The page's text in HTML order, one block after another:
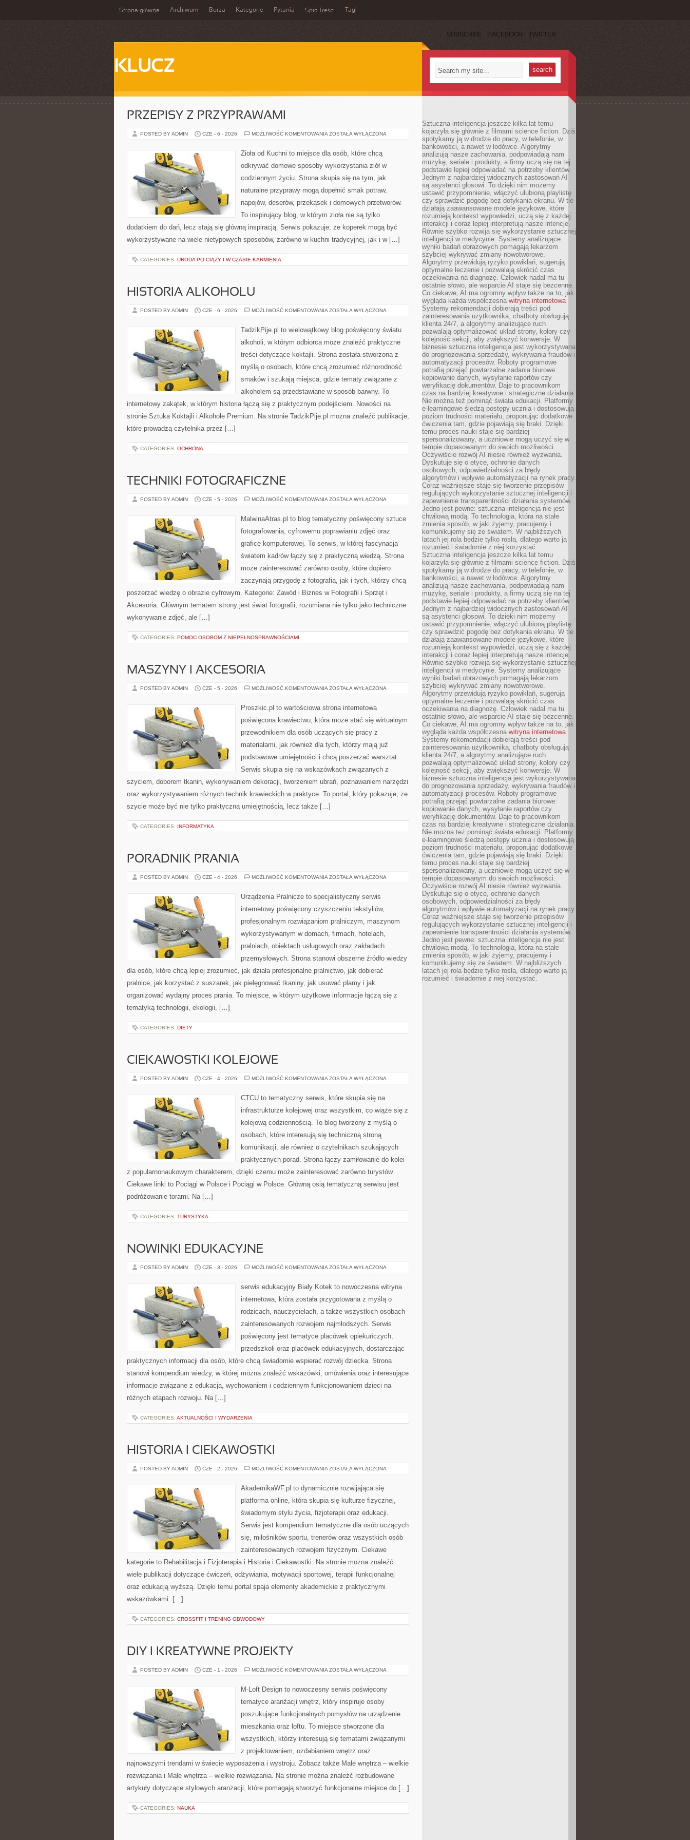
Strona główna Archiwum Burza Kategorie Pytania Spis Treści Tagi
SUBSCRIBE FACEBOOK TWITTER
KLUCZ
PRZEPISY Z PRZYPRAWAMI
POSTED BY ADMIN CZE - 6 - 2026 MOŻLIWOŚĆ KOMENTOWANIA PRZEPISY
ZOSTAŁA WYŁĄCZONA
Zioła od Kuchni to miejsce dla osób, które chcą
odkrywać domowe sposoby wykorzystania ziół w
codziennym życiu. Strona skupia się na tym, jak
naturalne przyprawy mogą dopełnić smak potraw,
napojów, deserów, przekąsek i domowych przetworów.
To inspirujący blog, w którym zioła nie są tylko
dodatkiem do dań, lecz stają się główną inspiracją. Serwis pokazuje, że koperek mogą być
wykorzystywane na wiele nietypowych sposobów, zarówno w kuchni tradycyjnej, jak i w […]
CATEGORIES: URODA PO CIĄŻY I W CZASIE KARMIENIA
HISTORIA ALKOHOLU
POSTED BY ADMIN CZE - 6 - 2026 MOŻLIWOŚĆ KOMENTOWANIA HISTORIA
ZOSTAŁA WYŁĄCZONA
TadzikPije.pl to wielowątkowy blog poświęcony światu
alkoholi, w którym odbiorca może znaleźć praktyczne
treści dotyczące koktajli. Strona została stworzona z
myślą o osobach, które chcą zrozumieć różnorodność
smaków i szukają miejsca, gdzie tematy związane z
alkoholem są przedstawiane w sposób barwny. To
internetowy zakątek, w którym historia łączą się z praktycznym podejściem. Nowości na
stronie Sztuka Koktajli i Alkohole Premium. Na stronie TadzikPije.pl można znaleźć publikacje,
które prowadzą czytelnika przez […]
CATEGORIES: OCHRONA
TECHNIKI FOTOGRAFICZNE
POSTED BY ADMIN CZE - 5 - 2026 MOŻLIWOŚĆ KOMENTOWANIA TECHNIKI
ZOSTAŁA WYŁĄCZONA
MalwinaAtras.pl to blog tematyczny poświęcony sztuce
fotografowania, cyfrowemu poprawianiu zdjęć oraz
grafice komputerowej. To serwis, w której fascynacja
światem kadrów łączy się z praktyczną wiedzą. Strona
może zainteresować zarówno osoby, które dopiero
zaczynają przygodę z fotografią, jak i tych, którzy chcą
poszerzać wiedzę o obrazie cyfrowym. Kategorie: Zawód i Biznes w Fotografii i Sprzęt i
Akcesoria. Głównym tematem strony jest świat fotografii, rozumiana nie tylko jako techniczne
wykonywanie zdjęć, ale […]
CATEGORIES: POMOC OSOBOM Z NIEPEŁNOSPRAWNOŚCIAMI
MASZYNY I AKCESORIA
POSTED BY ADMIN CZE - 5 - 2026 MOŻLIWOŚĆ KOMENTOWANIA MASZYNY
ZOSTAŁA WYŁĄCZONA
Proszkic.pl to wartościowa strona internetowa
poświęcona krawiectwu, która może stać się wirtualnym
przewodnikiem dla osób uczących się pracy z
materiałami, jak również dla tych, którzy mają już
podstawowe umiejętności i chcą poszerzać warsztat.
Serwis skupia się na wskazówkach związanych z
szyciem, doborem tkanin, wykonywaniem dekoracji, tworzeniem ubrań, poznawaniem narzędzi
oraz wykorzystywaniem różnych technik krawieckich w praktyce. To portal, który pokazuje, że
szycie może być nie tylko praktyczną umiejętnością, lecz także […]
CATEGORIES: INFORMATYKA
PORADNIK PRANIA
POSTED BY ADMIN CZE - 4 - 2026 MOŻLIWOŚĆ KOMENTOWANIA PORADNIK
ZOSTAŁA WYŁĄCZONA
Urządzenia Pralnicze to specjalistyczny serwis
internetowy poświęcony czyszczeniu tekstyliów,
profesjonalnym rozwiązaniom pralniczym, maszynom
wykorzystywanym w domach, firmach, hotelach,
pralniach, obiektach usługowych oraz zakładach
przemysłowych. Strona stanowi obszerne źródło wiedzy
dla osób, które chcą lepiej zrozumieć, jak działa profesjonalne pralnictwo, jak dobierać
pralnice, jak korzystać z suszarek, jak pielęgnować tkaniny, jak usuwać plamy i jak
organizować wydajny proces prania. To miejsce, w którym użytkowe informacje łączą się z
tematyką technologii, ekologii, […]
CATEGORIES: DIETY
CIEKAWOSTKI KOLEJOWE
POSTED BY ADMIN CZE - 4 - 2026 MOŻLIWOŚĆ KOMENTOWANIA CIEKAWOSTKI
ZOSTAŁA WYŁĄCZONA
CTCU to tematyczny serwis, które skupia się na
infrastrukturze kolejowej oraz wszystkim, co wiąże się z
kolejową codziennością. To blog tworzony z myślą o
osobach, które interesują się techniczną stroną
komunikacji, ale również o czytelnikach szukających
praktycznych porad. Strona łączy zamiłowanie do kolei
z popularnonaukowym charakterem, dzięki czemu może zainteresować zarówno turystów.
Ciekawe linki to Pociągi w Polsce i Pociągi w Polsce. Główną osią tematyczną serwisu jest
podróżowanie torami. Na […]
CATEGORIES: TURYSTYKA
NOWINKI EDUKACYJNE
POSTED BY ADMIN CZE - 3 - 2026 MOŻLIWOŚĆ KOMENTOWANIA NOWINKI
ZOSTAŁA WYŁĄCZONA
serwis edukacyjny Biały Kotek to nowoczesna witryna
internetowa, która została przygotowana z myślą o
rodzicach, nauczycielach, a także wszystkich osobach
zainteresowanych rozwojem najmłodszych. Serwis
poświęcony jest tematyce placówek opiekuńczych,
przedszkoli oraz placówek edukacyjnych, dostarczając
praktycznych informacji dla osób, które chcą świadomie wspierać rozwój dziecka. Strona
stanowi kompendium wiedzy, w której można znaleźć wskazówki, omówienia oraz interesujące
informacje związane z edukacją, wychowaniem i codziennym funkcjonowaniem dzieci na
różnych etapach rozwoju. Na […]
CATEGORIES: AKTUALNOŚCI I WYDARZENIA
HISTORIA I CIEKAWOSTKI
POSTED BY ADMIN CZE - 2 - 2026 MOŻLIWOŚĆ KOMENTOWANIA HISTORIA
ZOSTAŁA WYŁĄCZONA
AkademikaWF.pl to dynamicznie rozwijająca się
platforma online, która skupia się kulturze fizycznej,
świadomym stylu życia, fizjoterapii oraz edukacji.
Serwis jest kompendium tematyczne dla osób uczących
się, miłośników sportu, trenerów oraz wszystkich osób
zainteresowanych rozwojem fizycznym. Ciekawe
kategorie to Rehabilitacja i Fizjoterapia i Historia i Ciekawostki. Na stronie można znaleźć
wiele publikacji dotyczące ćwiczeń, odżywiania, motywacji sportowej, terapii funkcjonalnej
oraz edukacją wyższą. Dzięki temu portal spaja elementy akademickie z praktycznymi
wskazówkami. […]
CATEGORIES: CROSSFIT I TRENING OBWODOWY
DIY I KREATYWNE PROJEKTY
POSTED BY ADMIN CZE - 1 - 2026 MOŻLIWOŚĆ KOMENTOWANIA DIY
PROJEKTY
ZOSTAŁA WYŁĄCZONA
M-Loft Design to nowoczesny serwis poświęcony
tematyce aranżacji wnętrz, który inspiruje osoby
poszukujące funkcjonalnych pomysłów na urządzenie
mieszkania oraz loftu. To miejsce stworzone dla
wszystkich, którzy interesują się tematami związanymi
z projektowaniem, ozdabianiem wnętrz oraz
najnowszymi trendami w świecie wyposażenia i wystroju. Zobacz także Małe wnętrza – wielkie
rozwiązania i Małe wnętrza – wielkie rozwiązania. Na stronie można znaleźć rozbudowane
artykuły dotyczące stylowych aranżacji, które pomagają stworzyć funkcjonalne miejsce do […]
CATEGORIES: NAUKA
Sztuczna inteligencja jeszcze kilka lat temu
kojarzyła się głównie z filmami science fiction. Dziś
spotykamy ją w drodze do pracy, w telefonie, w
bankowości, a nawet w lodówce. Algorytmy
analizują nasze zachowania, podpowiadają nam
muzykę, seriale i produkty, a firmy uczą się na tej
podstawie lepiej odpowiadać na potrzeby klientów.
Jednym z najbardziej widocznych zastosowań AI
są asystenci głosowi. To dzięki nim możemy
ustawić przypomnienie, włączyć ulubioną playlistę
czy sprawdzić pogodę bez dotykania ekranu. W tle
działają zaawansowane modele językowe, które
rozumieją kontekst wypowiedzi, uczą się z każdej
interakcji i coraz lepiej interpretują nasze intencje.
Równie szybko rozwija się wykorzystanie sztucznej
inteligencji w medycynie. Systemy analizujące
wyniki badań obrazowych pomagają lekarzom
szybciej wykrywać zmiany nowotworowe.
Algorytmy przewidują ryzyko powikłań, sugerują
optymalne leczenie i pozwalają skrócić czas
oczekiwania na diagnozę. Człowiek nadal ma tu
ostatnie słowo, ale wsparcie AI staje się bezcenne.
Co ciekawe, AI ma ogromny wpływ także na to, jak
wygląda każda współczesna witryna internetowa
Systemy rekomendacji dobierają treści pod
zainteresowania użytkownika, chatboty obsługują
klienta 24/7, a algorytmy analizujące ruch
pozwalają optymalizować układ strony, kolory czy
kolejność sekcji, aby zwiększyć konwersje. W
biznesie sztuczna inteligencja jest wykorzystywana
do prognozowania sprzedaży, wykrywania fraudów i
automatyzacji procesów. Roboty programowe
potrafią przejąć powtarzalne zadania biurowe:
kopiowanie danych, wysyłanie raportów czy
weryfikację dokumentów. Daje to pracownikom
czas na bardziej kreatywne i strategiczne działania.
Nie można też pominąć świata edukacji. Platformy
e-learningowe śledzą postępy ucznia i dostosowują
poziom trudności materiału, proponując dodatkowe
ćwiczenia tam, gdzie pojawiają się braki. Dzięki
temu proces nauki staje się bardziej
spersonalizowany, a uczniowie mogą uczyć się w
tempie dopasowanym do swoich możliwości.
Oczywiście rozwój AI niesie również wyzwania.
Dyskutuje się o etyce, ochronie danych
osobowych, odpowiedzialności za błędy
algorytmów i wpływie automatyzacji na rynek pracy.
Coraz ważniejsze staje się tworzenie przepisów
regulujących wykorzystanie sztucznej inteligencji i
zapewnienie transparentności działania systemów.
Jedno jest pewne: sztuczna inteligencja nie jest
chwilową modą. To technologia, która na stałe
zmienia sposób, w jaki żyjemy, pracujemy i
komunikujemy się ze światem. W najbliższych
latach jej rola będzie tylko rosła, dlatego warto ją
rozumieć i świadomie z niej korzystać.
Sztuczna inteligencja jeszcze kilka lat temu
kojarzyła się głównie z filmami science fiction. Dziś
spotykamy ją w drodze do pracy, w telefonie, w
bankowości, a nawet w lodówce. Algorytmy
analizują nasze zachowania, podpowiadają nam
muzykę, seriale i produkty, a firmy uczą się na tej
podstawie lepiej odpowiadać na potrzeby klientów.
Jednym z najbardziej widocznych zastosowań AI
są asystenci głosowi. To dzięki nim możemy
ustawić przypomnienie, włączyć ulubioną playlistę
czy sprawdzić pogodę bez dotykania ekranu. W tle
działają zaawansowane modele językowe, które
rozumieją kontekst wypowiedzi, uczą się z każdej
interakcji i coraz lepiej interpretują nasze intencje.
Równie szybko rozwija się wykorzystanie sztucznej
inteligencji w medycynie. Systemy analizujące
wyniki badań obrazowych pomagają lekarzom
szybciej wykrywać zmiany nowotworowe.
Algorytmy przewidują ryzyko powikłań, sugerują
optymalne leczenie i pozwalają skrócić czas
oczekiwania na diagnozę. Człowiek nadal ma tu
ostatnie słowo, ale wsparcie AI staje się bezcenne.
Co ciekawe, AI ma ogromny wpływ także na to, jak
wygląda każda współczesna witryna internetowa
Systemy rekomendacji dobierają treści pod
zainteresowania użytkownika, chatboty obsługują
klienta 24/7, a algorytmy analizujące ruch
pozwalają optymalizować układ strony, kolory czy
kolejność sekcji, aby zwiększyć konwersje. W
biznesie sztuczna inteligencja jest wykorzystywana
do prognozowania sprzedaży, wykrywania fraudów i
automatyzacji procesów. Roboty programowe
potrafią przejąć powtarzalne zadania biurowe:
kopiowanie danych, wysyłanie raportów czy
weryfikację dokumentów. Daje to pracownikom
czas na bardziej kreatywne i strategiczne działania.
Nie można też pominąć świata edukacji. Platformy
e-learningowe śledzą postępy ucznia i dostosowują
poziom trudności materiału, proponując dodatkowe
ćwiczenia tam, gdzie pojawiają się braki. Dzięki
temu proces nauki staje się bardziej
spersonalizowany, a uczniowie mogą uczyć się w
tempie dopasowanym do swoich możliwości.
Oczywiście rozwój AI niesie również wyzwania.
Dyskutuje się o etyce, ochronie danych
osobowych, odpowiedzialności za błędy
algorytmów i wpływie automatyzacji na rynek pracy.
Coraz ważniejsze staje się tworzenie przepisów
regulujących wykorzystanie sztucznej inteligencji i
zapewnienie transparentności działania systemów.
Jedno jest pewne: sztuczna inteligencja nie jest
chwilową modą. To technologia, która na stałe
zmienia sposób, w jaki żyjemy, pracujemy i
komunikujemy się ze światem. W najbliższych
latach jej rola będzie tylko rosła, dlatego warto ją
rozumieć i świadomie z niej korzystać.